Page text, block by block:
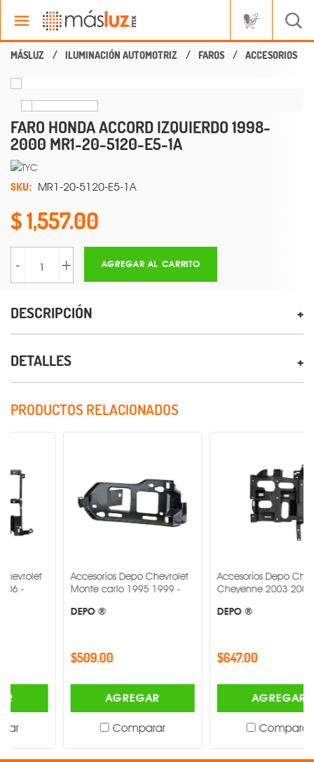
ILUMINACIÓN AUTOMOTRIZ FAROS ACCESORIOS
FARO HONDA ACCORD IZQUIERDO 1998-
2000 MR1-20-5120-E5-1A
SKU: MR1-20-5120-E5-1A
1,557.00
- + AGREGAR AL CARRITO
DESCRIPCIÓN
DETALLES
PRODUCTOS RELACIONADOS
Accesorios Depo Chevrolet
Monte carlo 1995 1999 -
AGREGAR
Comparar
Accesorios Depo Chevrolet
Cheyenne 2003 2006 -
AGREGAR
Comparar